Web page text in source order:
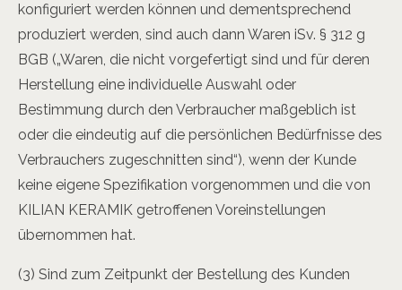
konfiguriert werden können und dementsprechend
produziert werden, sind auch dann Waren iSv. § 312 g
BGB („Waren, die nicht vorgefertigt sind und für deren
Herstellung eine individuelle Auswahl oder
Bestimmung durch den Verbraucher maßgeblich ist
oder die eindeutig auf die persönlichen Bedürfnisse des
Verbrauchers zugeschnitten sind“), wenn der Kunde
keine eigene Spezifikation vorgenommen und die von
KILIAN KERAMIK getroffenen Voreinstellungen
übernommen hat.
(3) Sind zum Zeitpunkt der Bestellung des Kunden